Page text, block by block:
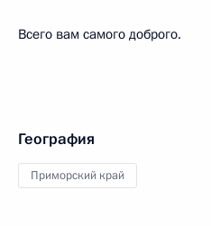
Всего вам самого доброго.
География
Приморский край